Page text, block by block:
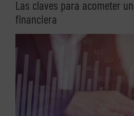
Las claves para acometer
financiera
imagen
grande